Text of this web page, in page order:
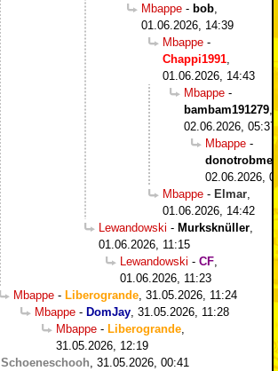
Mbappe - bob
01.06.2026, 14:39
Mbappe -
Chappi1991
01.06.2026, 14:43
Mbappe -
bambam191279
02.06.2026, 05:37
Mbappe -
donotrobme
02.06.2026,
Mbappe - Elmar
01.06.2026, 14:42
Lewandowski - Murksknüller
01.06.2026, 11:15
Lewandowski - CF
01.06.2026, 11:23
Mbappe - Liberogrande 31.05.2026, 11:24
Mbappe - DomJay 31.05.2026, 11:28
Mbappe - Liberogrande
31.05.2026, 12:19
Schoeneschooh 31.05.2026, 00:41